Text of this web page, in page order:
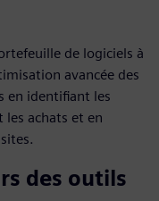
de logiciels à
avancée des
en identifiant les
les achats et en
des outils